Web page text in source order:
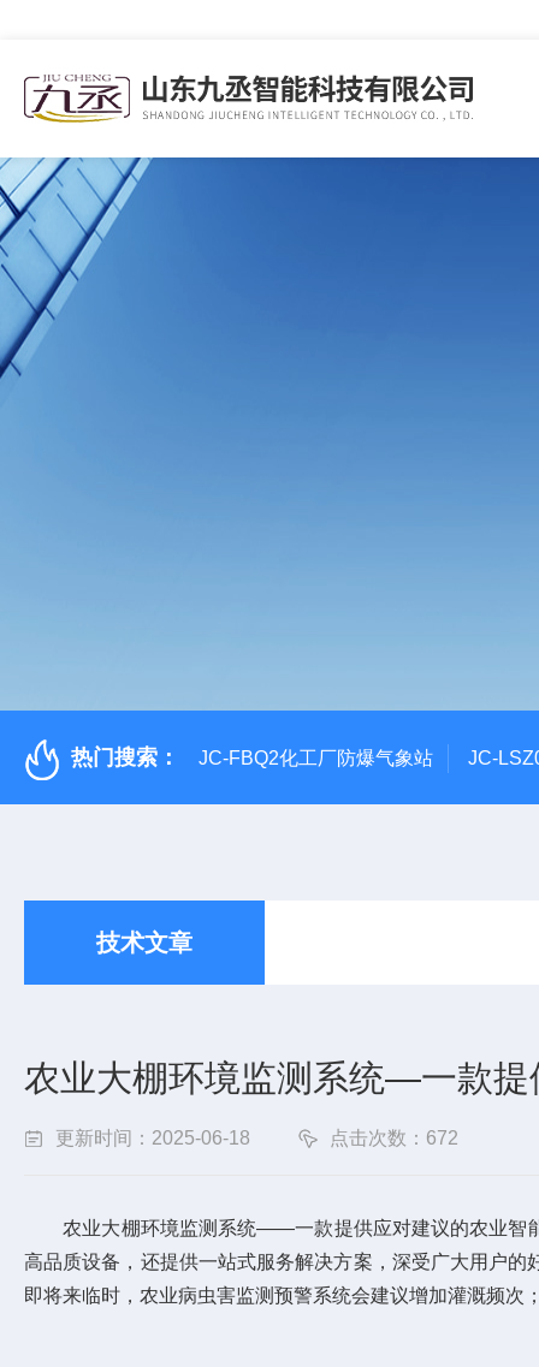
热门搜索： JC-FBQ2化工厂防爆气象站 JC-
技术文章
农业大棚环境监测系统—一款
更新时间：2025-06-18 点击次数：672
农业大棚环境监测系统——一款提供应对建议的农业智能
高品质设备，还提供一站式服务解决方案，深受广大用户
即将来临时，农业病虫害监测预警系统会建议增加灌溉频